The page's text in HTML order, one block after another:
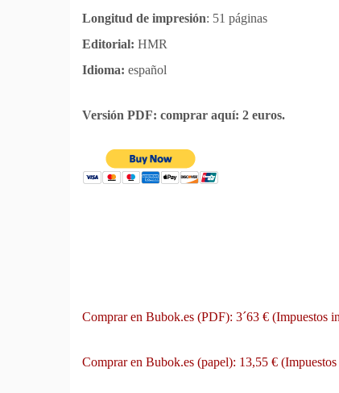
Longitud de impresión: 51 páginas
Editorial: HMR
Idioma: español
Versión PDF: comprar aquí: 2 euros.
Comprar en Bubok.es (PDF): 3´63 € (Impuestos
Comprar en Bubok.es (papel): 13,55 €